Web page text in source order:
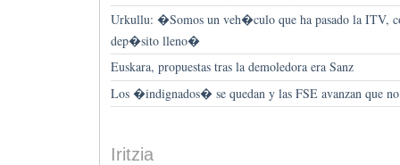
Urkullu: �Somos un veh�culo que ha pasado la ITV,
dep�sito lleno�
Euskara, propuestas tras la demoledora era Sanz
Los �indignados� se quedan y las FSE avanzan que
Iritzia